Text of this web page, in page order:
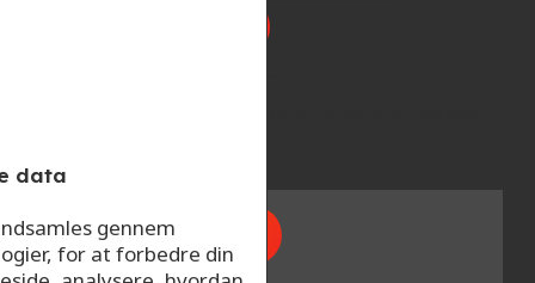
Se afsnittene her
data
gennem
for at forbedre din